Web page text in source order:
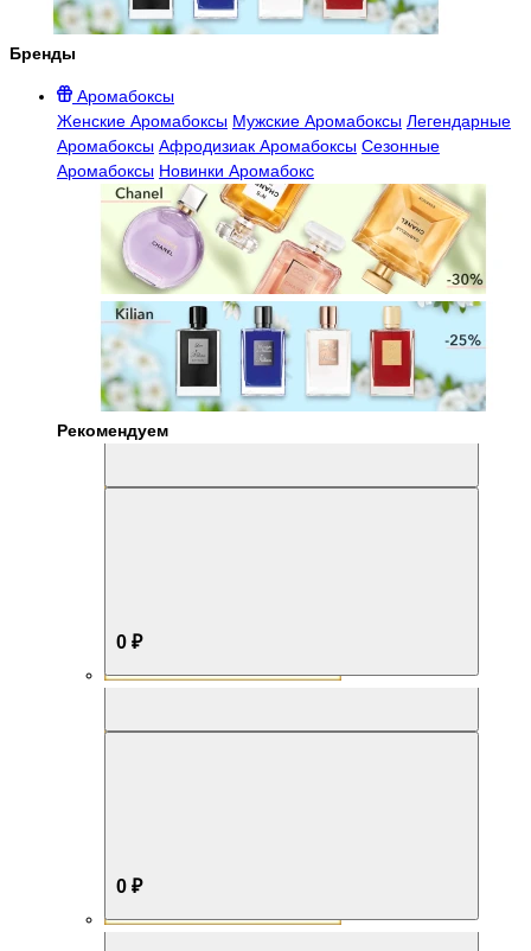
Бренды
Аромабоксы
Женские Аромабоксы Мужские Аромабоксы Легендарные
Аромабоксы Афродизиак Аромабоксы Сезонные
Аромабоксы Новинки Аромабокс
Рекомендуем
0 ₽
0 ₽